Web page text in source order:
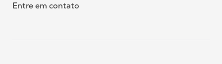
Entre em contato